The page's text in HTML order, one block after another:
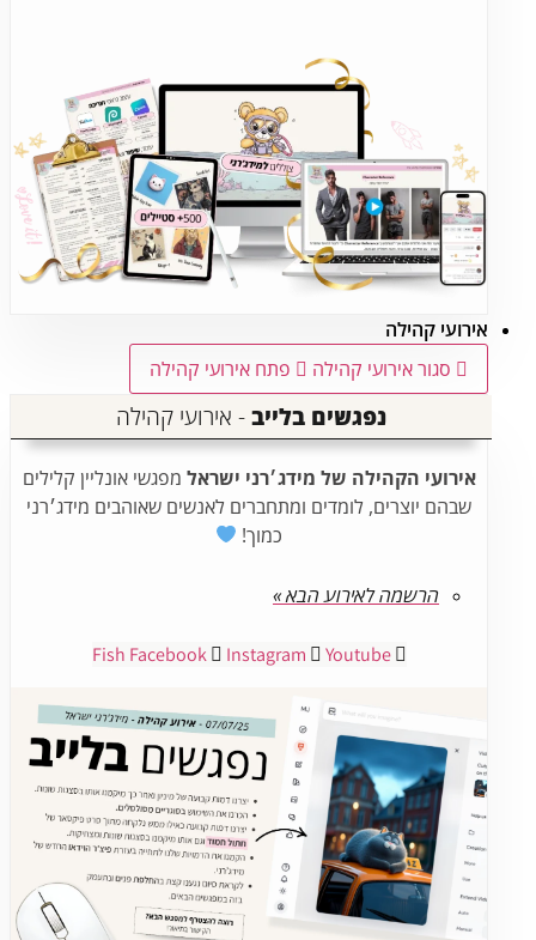
אירועי קהילה
סגור אירועי קהילה
פתח אירועי קהילה
נפגשים בלייב- אירועי קהילה
אירועי הקהילה של מידג׳רני ישראלמפגשי אונליין קלילים
שבהם יוצרים, לומדים ומתחברים לאנשים שאוהבים מידג׳רני
כמוך!
הרשמה לאירוע הבא »
FishFacebook Instagram Youtube